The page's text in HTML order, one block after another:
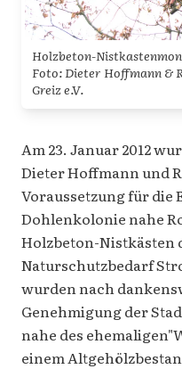
Holzbeton-
Foto: Dieter Hoffmann &
Greiz e.V.
Am 23. Januar 2012
Dieter Hoffmann und
Voraussetzung für die
Dohlenkolonie nahe
Holzbeton-Nistkästen
Naturschutzbedarf
wurden nach
Genehmigung der
nahe des
einem